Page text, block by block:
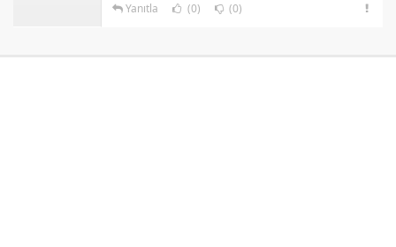
Yanıtla (0) (0)